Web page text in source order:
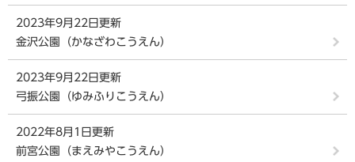
2023年9月22日更新
金沢公園（かなざわこうえん）
2023年9月22日更新
弓振公園（ゆみふりこうえん）
2022年8月1日更新
前宮公園（まえみやこうえん）